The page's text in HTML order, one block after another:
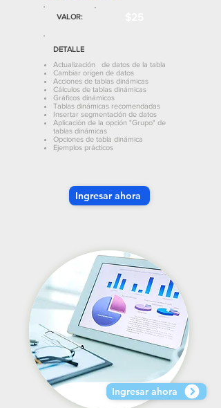
VALOR:
DETALLE
Actualización de datos de la tabla
Cambiar origen de datos
Acciones de tablas dinámicas
Cálculos de tablas dinámicas
Gráficos dinámicos
Tablas dinámicas recomendadas
Insertar segmentación de datos
Aplicación de la opción "Grupo" de
tablas dinámicas
Opciones de tabla dinámica
Ejemplos prácticos
Ingresar ahora
Ingresar ahora